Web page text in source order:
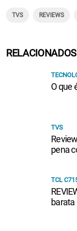
TVS REVIEWS
RELACIONADOS
O que
TVS
pena
TCL
barata